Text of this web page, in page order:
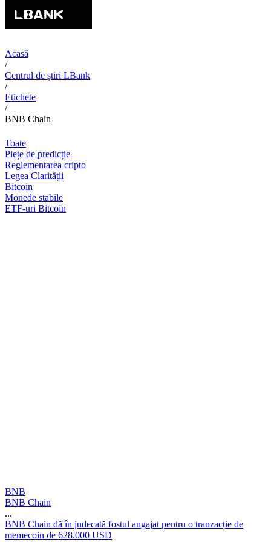
Acasă
/
Centrul de știri LBank
/
Etichete
/
BNB Chain
Toate
Piețe de predicție
Reglementarea cripto
Legea Clarității
Bitcoin
Monede stabile
ETF-uri Bitcoin
BNB
BNB Chain
...
BNB Chain dă în judecată fostul angajat pentru o tranzacție de
memecoin de 628.000 USD